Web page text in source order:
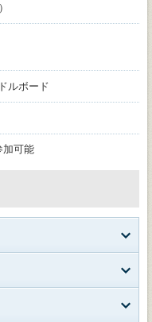
ルボード
加可能